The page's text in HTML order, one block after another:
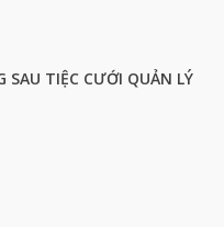
TIỆC CƯỚI QUẢN LÝ